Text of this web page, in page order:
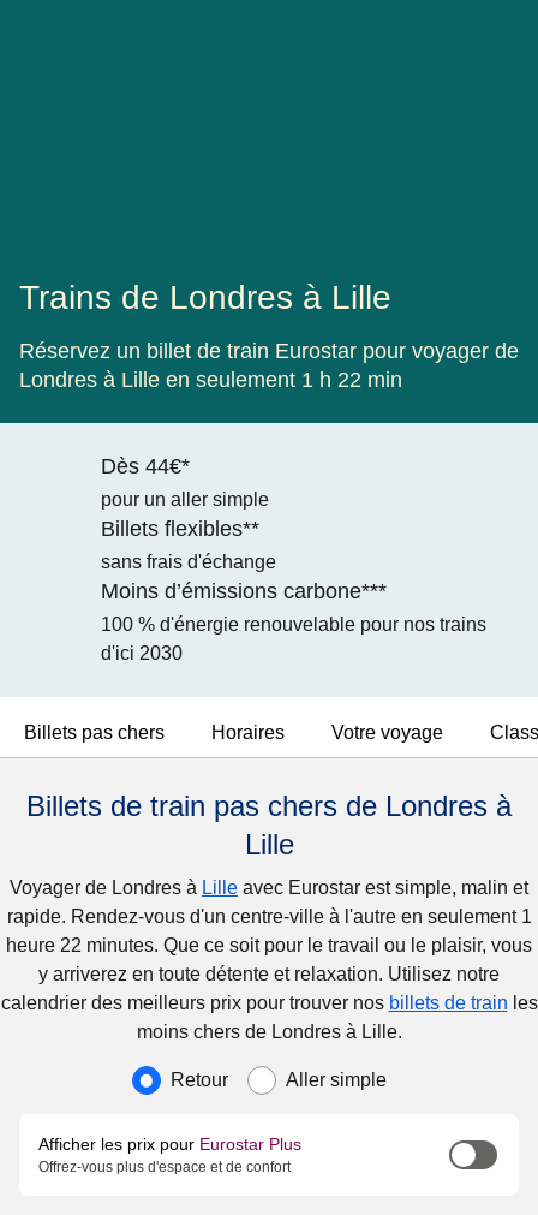
Trains de Londres à Lille
Réservez un billet de train Eurostar pour voyager de
Londres à Lille en seulement 1 h 22 min
Dès 44€*
pour un aller simple
Billets flexibles**
sans frais d'échange
Moins d’émissions carbone***
100 % d'énergie renouvelable pour nos trains
d'ici 2030
Billets pas chers Horaires Votre voyage
Billets de train pas chers de Londres à
Lille
Voyager de Londres à Lille avec Eurostar est simple, malin et
rapide. Rendez-vous d'un centre-ville à l'autre en seulement 1
heure 22 minutes. Que ce soit pour le travail ou le plaisir, vous
y arriverez en toute détente et relaxation. Utilisez notre
calendrier des meilleurs prix pour trouver nos billets de train les
moins chers de Londres à Lille.
Type de voyage
Retour Aller simple
Afficher les prix pour Eurostar Plus
Offrez-vous plus d'espace et de confort